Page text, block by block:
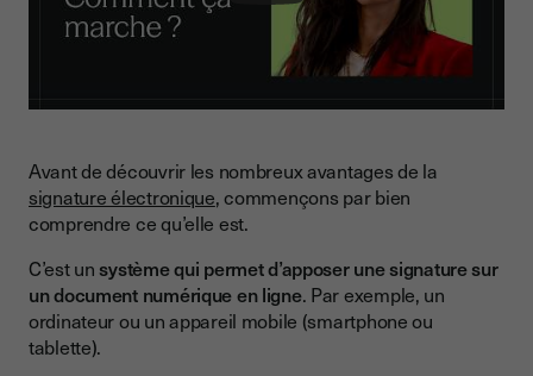
Avant de découvrir les nombreux avantages de la
signature électronique, commençons par bien
comprendre ce qu’elle est.
C’est unsystème qui permet d’apposer une signature sur
un document numérique en ligne. Par exemple, un
ordinateur ou un appareil mobile (smartphone ou
tablette).